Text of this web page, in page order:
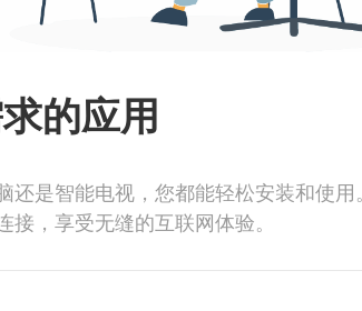
的应用
是智能电视，您都能轻松安装和使用。
，享受无缝的互联网体验。